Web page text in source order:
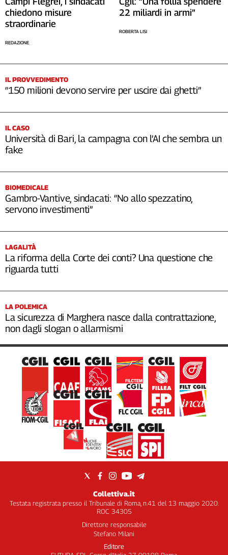
chiedono misure
straordinarie
REDAZIONE
22 miliardi in armi”
ROBERTA LISI
IL PROVVEDIMENTO
“150 milioni devono servire per uscire dai ghetti”
IL CASO
Università di Bari, la campagna con l’AI che sembra un
fake
BIOMEDICALE
Gambro-Vantive, sindacati: “No allo spezzatino,
servono investimenti”
LAGALITÀ
La riforma della Corte dei conti? Una questione che
riguarda tutti
LA POLEMICA
La sicurezza di Marghera nasce dalla contrattazione,
non dagli slogan o allarmismi
Collettiva.it
Testata registrata presso il Tribunale di Roma, n.41 del 13 maggio 2020.
ROC 34305
Direttore responsabile
Stefano Milani
Editore